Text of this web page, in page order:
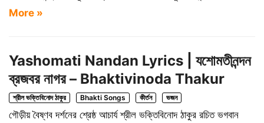
More »
Yashomati Nandan Lyrics | যশোমতীনন্দন
ব্রজবর নাগর – Bhaktivinoda Thakur
শ্রীল ভক্তিবিনোদ ঠাকুর Bhakti Songs কীর্তন ভজন
গৌড়ীয় বৈষ্ণব দর্শনের শ্রেষ্ঠ আচার্য শ্রীল ভক্তিবিনোদ ঠাকুর রচিত ভগবান